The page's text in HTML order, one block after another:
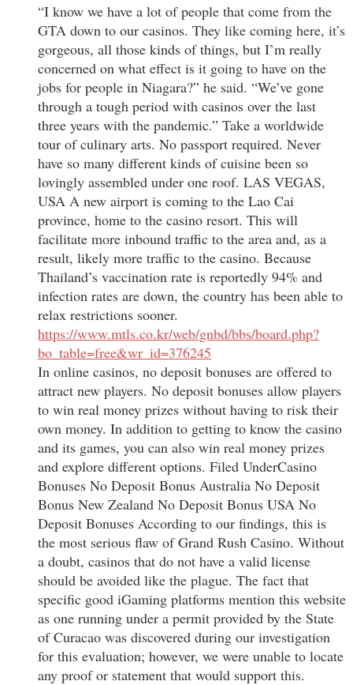
“I know we have a lot of people that come from the
GTA down to our casinos. They like coming here, it’s
gorgeous, all those kinds of things, but I’m really
concerned on what effect is it going to have on the
jobs for people in Niagara?” he said. “We’ve gone
through a tough period with casinos over the last
three years with the pandemic.” Take a worldwide
tour of culinary arts. No passport required. Never
have so many different kinds of cuisine been so
lovingly assembled under one roof. LAS VEGAS,
USA A new airport is coming to the Lao Cai
province, home to the casino resort. This will
facilitate more inbound traffic to the area and, as a
result, likely more traffic to the casino. Because
Thailand’s vaccination rate is reportedly 94% and
infection rates are down, the country has been able to
relax restrictions sooner.
https://www.mtls.co.kr/web/gnbd/bbs/board.php?
bo_table=free&wr_id=376245
In online casinos, no deposit bonuses are offered to
attract new players. No deposit bonuses allow players
to win real money prizes without having to risk their
own money. In addition to getting to know the casino
and its games, you can also win real money prizes
and explore different options. Filed UnderCasino
Bonuses No Deposit Bonus Australia No Deposit
Bonus New Zealand No Deposit Bonus USA No
Deposit Bonuses According to our findings, this is
the most serious flaw of Grand Rush Casino. Without
a doubt, casinos that do not have a valid license
should be avoided like the plague. The fact that
specific good iGaming platforms mention this website
as one running under a permit provided by the State
of Curacao was discovered during our investigation
for this evaluation; however, we were unable to locate
any proof or statement that would support this.